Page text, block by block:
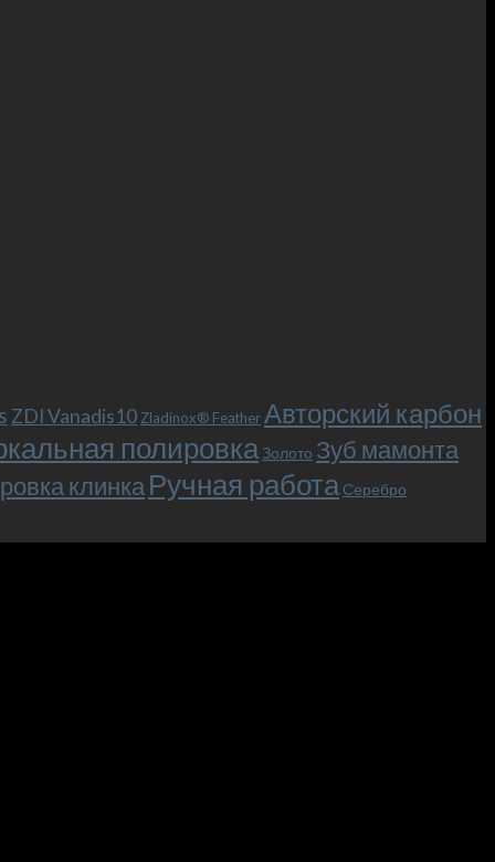
ZDI Vanadis10 Zladinox® FeatherАвторский карбон
полировка Золото Зуб мамонта
клинкаРучная работа Серебро